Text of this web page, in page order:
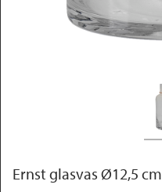
Ernst glasvas Ø12,5 cm